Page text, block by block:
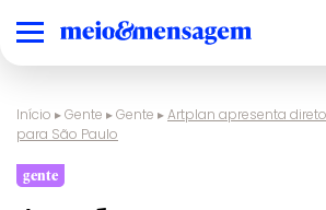
Início ▸Gente ▸Gente ▸Artplan apresenta
para São Paulo
gente